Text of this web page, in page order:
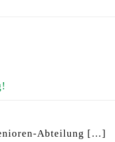
Abteilung […]